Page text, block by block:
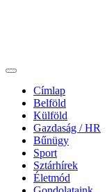
Címlap
Belföld
Külföld
Gazdaság / HR
Bűnügy
Sport
Sztárhírek
Életmód